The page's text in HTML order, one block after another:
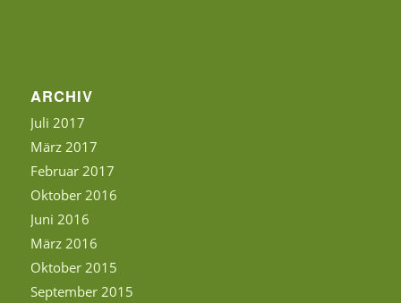
ARCHIV
Juli 2017
März 2017
Februar 2017
Oktober 2016
Juni 2016
März 2016
Oktober 2015
September 2015